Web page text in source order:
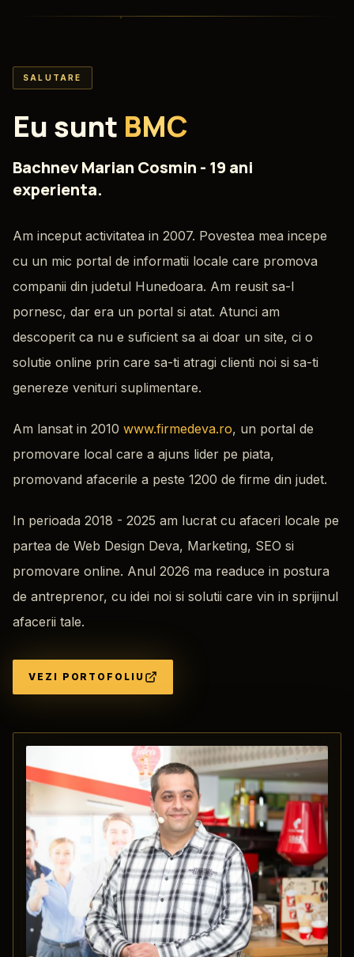
SALUTARE
Eu sunt BMC
Bachnev Marian Cosmin - 19 ani
experienta.
Am inceput activitatea in 2007. Povestea mea incepe
cu un mic portal de informatii locale care promova
companii din judetul Hunedoara. Am reusit sa-l
pornesc, dar era un portal si atat. Atunci am
descoperit ca nu e suficient sa ai doar un site, ci o
solutie online prin care sa-ti atragi clienti noi si sa-ti
genereze venituri suplimentare.
Am lansat in 2010 www.firmedeva.ro, un portal de
promovare local care a ajuns lider pe piata,
promovand afacerile a peste 1200 de firme din judet.
In perioada 2018 - 2025 am lucrat cu afaceri locale pe
partea de Web Design Deva, Marketing, SEO si
promovare online. Anul 2026 ma readuce in postura
de antreprenor, cu idei noi si solutii care vin in sprijinul
afacerii tale.
VEZI PORTOFOLIU